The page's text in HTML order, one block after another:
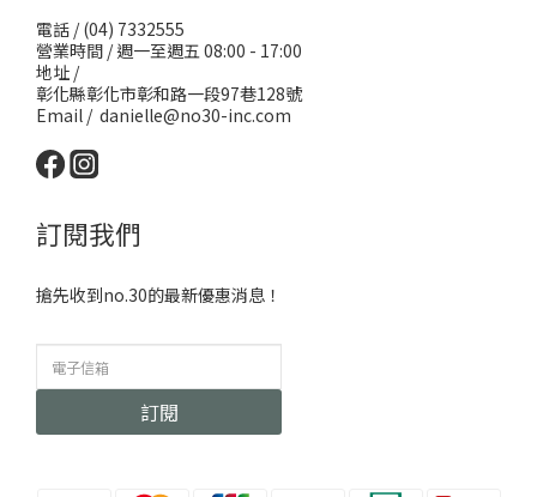
電話 / (04) 7332555
營業時間 / 週一至週五 08:00 - 17:00
地址 /
彰化縣彰化市彰和路一段97巷128號
Email / danielle@no30-inc.com
訂閱我們
搶先收到no.30的最新優惠消息！
訂閱